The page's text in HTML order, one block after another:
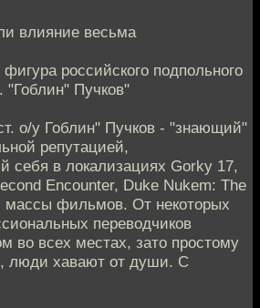
влияние весьма
российского подпольного
Пучков"
о/у Гоблин" Пучков - "знающий"
репутацией,
себя в локализациях Gorky 17,
Encounter, Duke Nukem: The
массы фильмов. От некоторых
переводчиков
во всех местах, зато простому
люди хавают от души. С